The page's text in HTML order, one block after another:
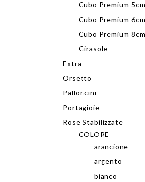
Cubo Premium 5cm
Cubo Premium 6cm
Cubo Premium 8cm
Girasole
Extra
Orsetto
Palloncini
Portagioie
Rose Stabilizzate
COLORE
arancione
argento
bianco